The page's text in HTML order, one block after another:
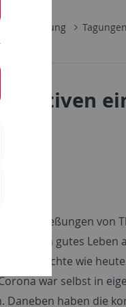
Forschung
Schließungen von
für ein gutes Leben
Geschichte wie
war selbst in
Daneben haben die